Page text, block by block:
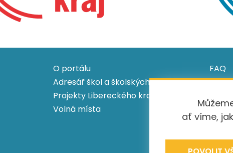
ať víme,
O portálu
Adresář škol a školských zařízení
Projekty Libereckého kraje
Volná místa
FAQ
GDPR